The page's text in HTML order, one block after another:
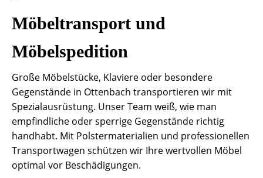
Möbeltransport und
Möbelspedition
Große Möbelstücke, Klaviere oder besondere
Gegenstände in Ottenbach transportieren wir mit
Spezialausrüstung. Unser Team weiß, wie man
empfindliche oder sperrige Gegenstände richtig
handhabt. Mit Polstermaterialien und professionellen
Transportwagen schützen wir Ihre wertvollen Möbel
optimal vor Beschädigungen.